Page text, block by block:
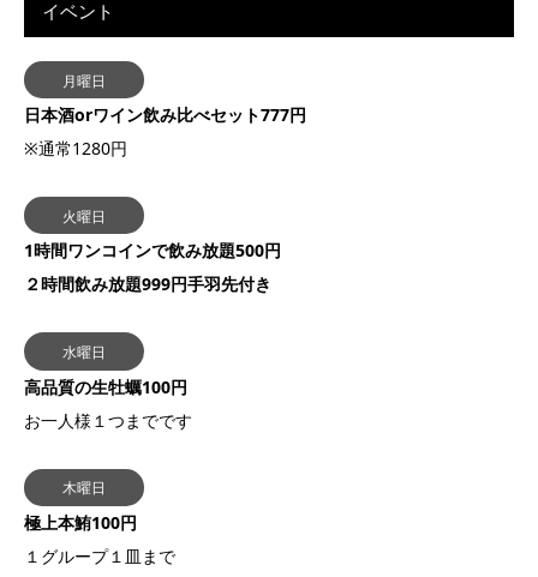
イベント
月曜日
日本酒orワイン飲み比べセット777円
※通常1280円
火曜日
1時間ワンコインで飲み放題500円
２時間飲み放題999円手羽先付き
水曜日
高品質の生牡蠣100円
お一人様１つまでです
木曜日
極上本鮪100円
１グループ１皿まで